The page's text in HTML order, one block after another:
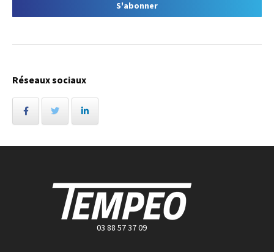
Réseaux sociaux
03 88 57 37 09